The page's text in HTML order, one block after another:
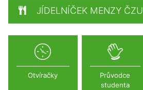
JÍDELNÍČEK MENZY ČZU
Otvíračky
Průvodce
studenta